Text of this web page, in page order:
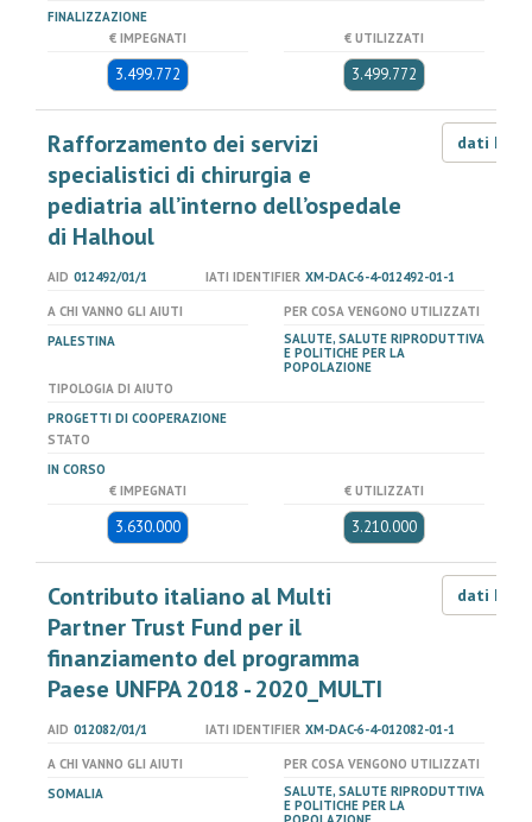
FINALIZZAZIONE
€ IMPEGNATI
3.499.772
€ UTILIZZATI
3.499.772
Rafforzamento dei servizi
specialistici di chirurgia e
pediatria all’interno dell’ospedale
di Halhoul
dati LOD
AID 012492/01/1 IATI IDENTIFIER XM-DAC-6-4-012492-01-1
A CHI VANNO GLI AIUTI
PALESTINA
PER COSA VENGONO UTILIZZATI
SALUTE, SALUTE RIPRODUTTIVA
E POLITICHE PER LA
POPOLAZIONE
TIPOLOGIA DI AIUTO
PROGETTI DI COOPERAZIONE
STATO
IN CORSO
€ IMPEGNATI
3.630.000
€ UTILIZZATI
3.210.000
Contributo italiano al Multi
Partner Trust Fund per il
finanziamento del programma
Paese UNFPA 2018 - 2020_MULTI
dati LOD
AID 012082/01/1 IATI IDENTIFIER XM-DAC-6-4-012082-01-1
A CHI VANNO GLI AIUTI
SOMALIA
PER COSA VENGONO UTILIZZATI
SALUTE, SALUTE RIPRODUTTIVA
E POLITICHE PER LA